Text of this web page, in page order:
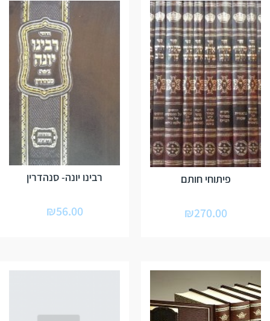
פיתוחי חותם
₪270.00
רבינו יונה- סנהדרין
₪56.00